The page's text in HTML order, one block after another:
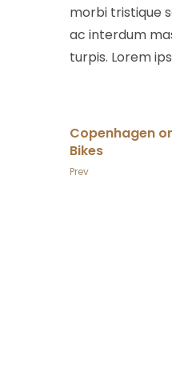
morbi tristique
ac interdum
turpis. Lorem
Prev
Copenhagen
Bikes